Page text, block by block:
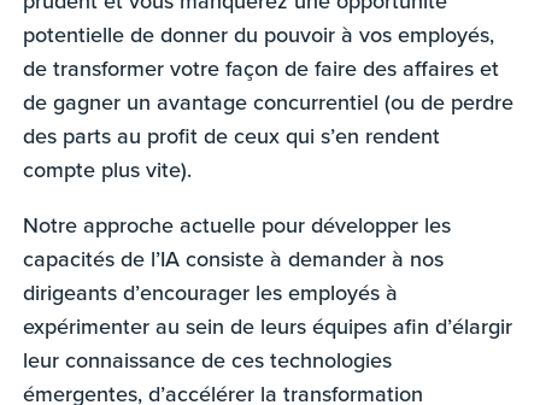
potentielle de donner du pouvoir à vos employés,
de transformer votre façon de faire des affaires et
de gagner un avantage concurrentiel (ou de perdre
des parts au profit de ceux qui s’en rendent
compte plus vite).
Notre approche actuelle pour développer les
capacités de l’IA consiste à demander à nos
dirigeants d’encourager les employés à
expérimenter au sein de leurs équipes afin d’élargir
leur connaissance de ces technologies
émergentes, d’accélérer la transformation